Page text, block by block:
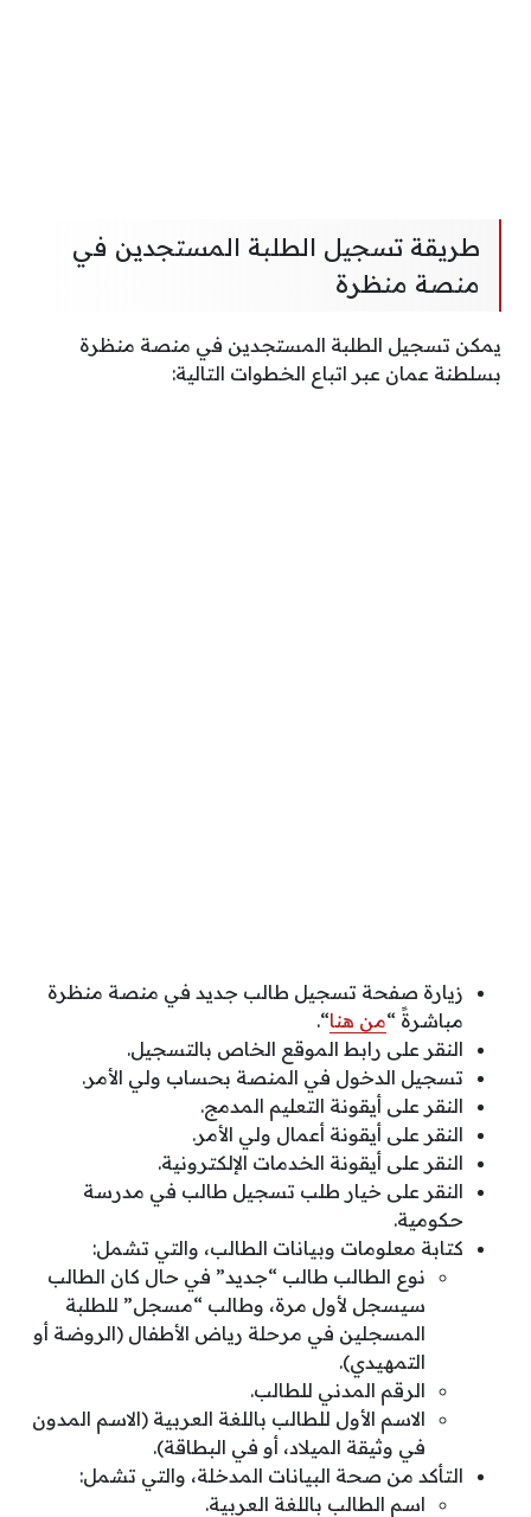
طريقة تسجيل الطلبة المستجدين في
منصة منظرة
يمكن تسجيل الطلبة المستجدين في منصة منظرة
بسلطنة عمان عبر اتباع الخطوات التالية:
زيارة صفحة تسجيل طالب جديد في منصة منظرة
مباشرةً “من هنا“.
النقر على رابط الموقع الخاص بالتسجيل.
تسجيل الدخول في المنصة بحساب ولي الأمر.
النقر على أيقونة التعليم المدمج.
النقر على أيقونة أعمال ولي الأمر.
النقر على أيقونة الخدمات الإلكترونية.
النقر على خيار طلب تسجيل طالب في مدرسة
حكومية.
كتابة معلومات وبيانات الطالب، والتي تشمل:
نوع الطالب طالب “جديد” في حال كان الطالب
سيسجل لأول مرة، وطالب “مسجل” للطلبة
المسجلين في مرحلة رياض الأطفال (الروضة أو
التمهيدي).
الرقم المدني للطالب.
الاسم الأول للطالب باللغة العربية (الاسم المدون
في وثيقة الميلاد، أو في البطاقة).
التأكد من صحة البيانات المدخلة، والتي تشمل:
اسم الطالب باللغة العربية.